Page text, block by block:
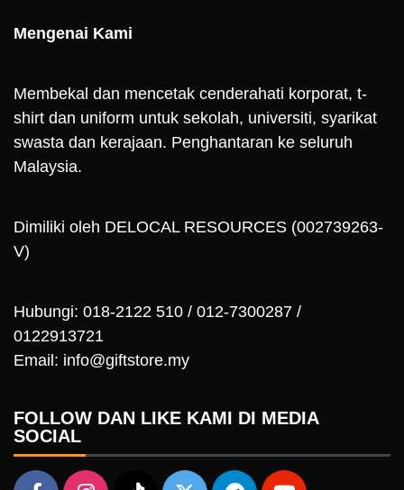
Mengenai Kami
Membekal dan mencetak cenderahati korporat, t-
shirt dan uniform untuk sekolah, universiti, syarikat
swasta dan kerajaan. Penghantaran ke seluruh
Malaysia.
Dimiliki oleh DELOCAL RESOURCES (002739263-
V)
Hubungi: 018-2122 510 / 012-7300287 /
0122913721
Email: info@giftstore.my
FOLLOW DAN LIKE KAMI DI MEDIA
SOCIAL